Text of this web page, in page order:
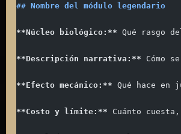
## Nombre del módulo legendario
**Núcleo biológico:** Qué rasgo
**Descripción narrativa:** Cómo
**Efecto mecánico:** Qué hace en
**Costo y límite:** Cuánto